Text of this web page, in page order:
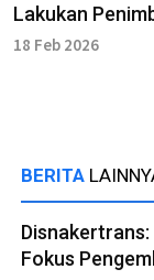
Lakukan
18 Feb 2026
BERITA
Fokus